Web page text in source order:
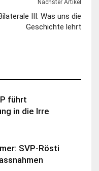
Nächster Artikel
III: Was uns die
Geschichte lehrt
führt
in die Irre
SVP-Rösti